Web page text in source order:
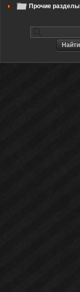
Прочие разделы